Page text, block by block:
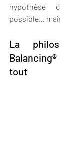
hypothèse
possible…
La
tout